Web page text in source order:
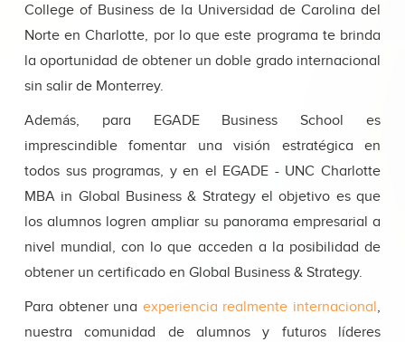
College of Business de la Universidad de Carolina del
Norte en Charlotte, por lo que este programa te brinda
la oportunidad de obtener un doble grado internacional
sin salir de Monterrey.
Además, para EGADE Business School es
imprescindible fomentar una visión estratégica en
todos sus programas, y en el EGADE - UNC Charlotte
MBA in Global Business & Strategy el objetivo es que
los alumnos logren ampliar su panorama empresarial a
nivel mundial, con lo que acceden a la posibilidad de
obtener un certificado en Global Business & Strategy.
Para obtener una experiencia realmente internacional,
nuestra comunidad de alumnos y futuros líderes